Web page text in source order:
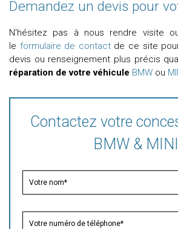
Demandez un devis pour
N'hésitez pas à nous rendre visite
le formulaire de contactde ce site
devis ou renseignement plus précis
réparation de votre véhicule BMW ou
Contactez votre
BMW & MINI